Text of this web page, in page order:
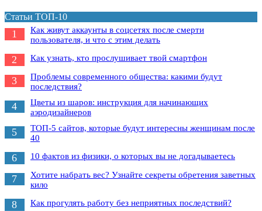
Статьи ТОП-10
1
Как живут аккаунты в соцсетях после смерти
пользователя, и что с этим делать
2 Как узнать, кто прослушивает твой смартфон
3
Проблемы современного общества: какими будут
последствия?
4
Цветы из шаров: инструкция для начинающих
аэродизайнеров
5
ТОП-5 сайтов, которые будут интересны женщинам после
40
6 10 фактов из физики, о которых вы не догадываетесь
7
Хотите набрать вес? Узнайте секреты обретения заветных
кило
8 Как прогулять работу без неприятных последствий?